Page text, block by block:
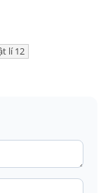
lí 12